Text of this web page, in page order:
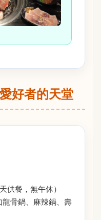
好者的天堂
供餐，無午休）
骨鍋、麻辣鍋、壽